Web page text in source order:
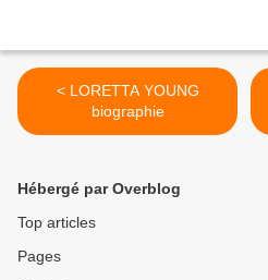
< LORETTA YOUNG
biographie
Hébergé par Overblog
Top articles
Pages